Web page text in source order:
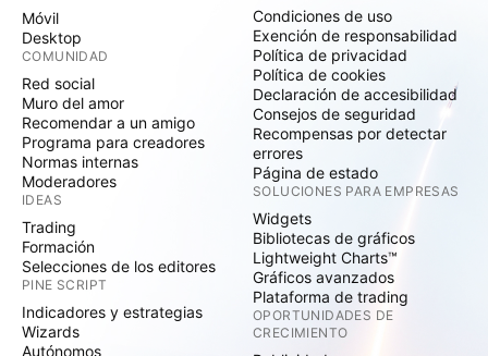
Móvil
Desktop
COMUNIDAD
Red social
Muro del amor
Recomendar a un amigo
Programa para creadores
Normas internas
Moderadores
IDEAS
Trading
Formación
Selecciones de los editores
PINE SCRIPT
Indicadores y estrategias
Wizards
Autónomos
Condiciones de uso
Exención de responsabilidad
Política de privacidad
Política de cookies
Declaración de accesibilidad
Consejos de seguridad
Recompensas por detectar
errores
Página de estado
SOLUCIONES PARA EMPRESAS
Widgets
Bibliotecas de gráficos
Lightweight Charts™
Gráficos avanzados
Plataforma de trading
OPORTUNIDADES DE
CRECIMIENTO